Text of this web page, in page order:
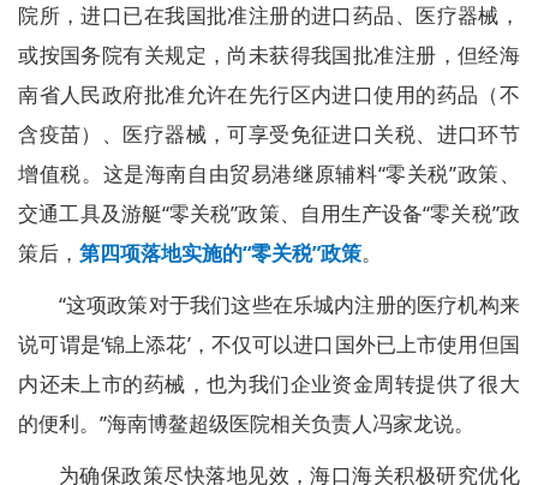
院所，进口已在我国批准注册的进口药品、医疗器械，
或按国务院有关规定，尚未获得我国批准注册，但经海
南省人民政府批准允许在先行区内进口使用的药品（不
含疫苗）、医疗器械，可享受免征进口关税、进口环节
增值税。这是海南自由贸易港继原辅料“零关税”政策、
交通工具及游艇“零关税”政策、自用生产设备“零关税”政
策后，第四项落地实施的“零关税”政策。
“这项政策对于我们这些在乐城内注册的医疗机构来
说可谓是‘锦上添花’，不仅可以进口国外已上市使用但国
内还未上市的药械，也为我们企业资金周转提供了很大
的便利。”海南博鳌超级医院相关负责人冯家龙说。
为确保政策尽快落地见效，海口海关积极研究优化